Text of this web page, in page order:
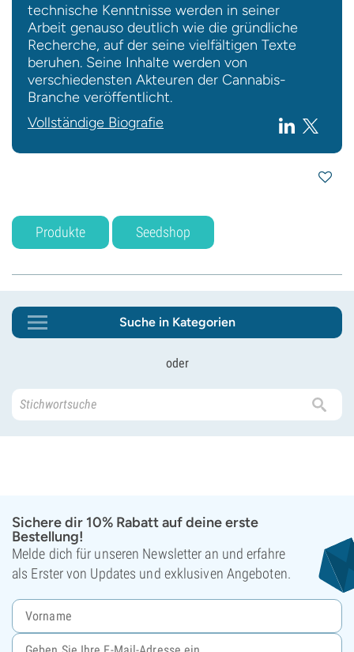
technische Kenntnisse werden in seiner
Arbeit genauso deutlich wie die gründliche
Recherche, auf der seine vielfältigen Texte
beruhen. Seine Inhalte werden von
verschiedensten Akteuren der Cannabis-
Branche veröffentlicht.
Vollständige Biografie
Produkte Seedshop
Suche in Kategorien
oder
Sichere dir 10% Rabatt auf deine erste
Bestellung!
Melde dich für unseren Newsletter an und erfahre
als Erster von Updates und exklusiven Angeboten.